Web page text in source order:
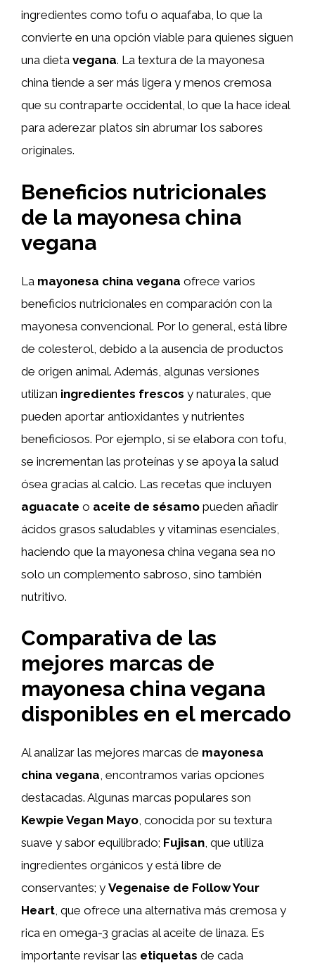
ingredientes como tofu o aquafaba, lo que la
convierte en una opción viable para quienes siguen
una dieta vegana. La textura de la mayonesa
china tiende a ser más ligera y menos cremosa
que su contraparte occidental, lo que la hace ideal
para aderezar platos sin abrumar los sabores
originales.
Beneficios nutricionales
de la mayonesa china
vegana
La mayonesa china vegana ofrece varios
beneficios nutricionales en comparación con la
mayonesa convencional. Por lo general, está libre
de colesterol, debido a la ausencia de productos
de origen animal. Además, algunas versiones
utilizan ingredientes frescos y naturales, que
pueden aportar antioxidantes y nutrientes
beneficiosos. Por ejemplo, si se elabora con tofu,
se incrementan las proteínas y se apoya la salud
ósea gracias al calcio. Las recetas que incluyen
aguacate o aceite de sésamo pueden añadir
ácidos grasos saludables y vitaminas esenciales,
haciendo que la mayonesa china vegana sea no
solo un complemento sabroso, sino también
nutritivo.
Comparativa de las
mejores marcas de
mayonesa china vegana
disponibles en el mercado
Al analizar las mejores marcas de mayonesa
china vegana, encontramos varias opciones
destacadas. Algunas marcas populares son
Kewpie Vegan Mayo, conocida por su textura
suave y sabor equilibrado; Fujisan, que utiliza
ingredientes orgánicos y está libre de
conservantes; y Vegenaise de Follow Your
Heart, que ofrece una alternativa más cremosa y
rica en omega-3 gracias al aceite de linaza. Es
importante revisar las etiquetas de cada